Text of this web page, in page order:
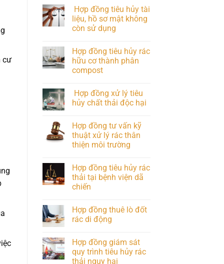
cư
Hợp đồng tiêu hủy tài
liệu, hồ sơ mật không
còn sử dụng
Hợp đồng tiêu hủy rác
hữu cơ thành phân
compost
Hợp đồng xử lý tiêu
hủy chất thải độc hại
Hợp đồng tư vấn kỹ
thuật xử lý rác thân
thiện môi trường
Hợp đồng tiêu hủy rác
thải tại bệnh viện dã
chiến
Hợp đồng thuê lò đốt
rác di động
Hợp đồng giám sát
quy trình tiêu hủy rác
thải nguy hại